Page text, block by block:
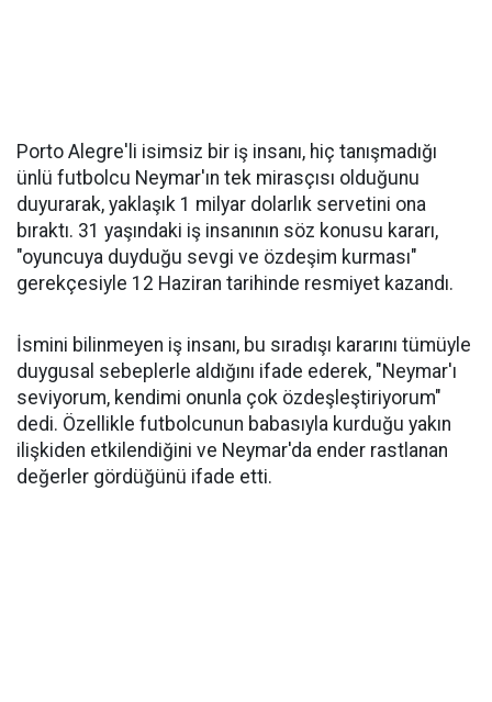
Porto Alegre'li isimsiz bir iş insanı, hiç tanışmadığı
ünlü futbolcu Neymar'ın tek mirasçısı olduğunu
duyurarak, yaklaşık 1 milyar dolarlık servetini ona
bıraktı. 31 yaşındaki iş insanının söz konusu kararı,
"oyuncuya duyduğu sevgi ve özdeşim kurması"
gerekçesiyle 12 Haziran tarihinde resmiyet kazandı.
İsmini bilinmeyen iş insanı, bu sıradışı kararını tümüyle
duygusal sebeplerle aldığını ifade ederek, "Neymar'ı
seviyorum, kendimi onunla çok özdeşleştiriyorum"
dedi. Özellikle futbolcunun babasıyla kurduğu yakın
ilişkiden etkilendiğini ve Neymar'da ender rastlanan
değerler gördüğünü ifade etti.